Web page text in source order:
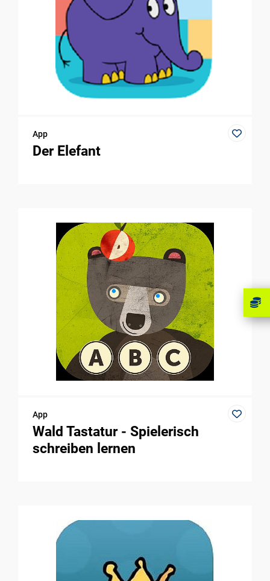
App
Der Elefant
App
Wald Tastatur - Spielerisch
schreiben lernen